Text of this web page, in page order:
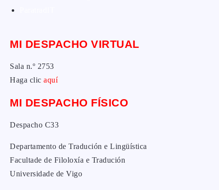
MI DESPACHO VIRTUAL
Sala n.º 2753
Haga clic aquí
MI DESPACHO FÍSICO
Despacho C33
Departamento de Tradución e Lingüística
Facultade de Filoloxía e Tradución
Universidade de Vigo